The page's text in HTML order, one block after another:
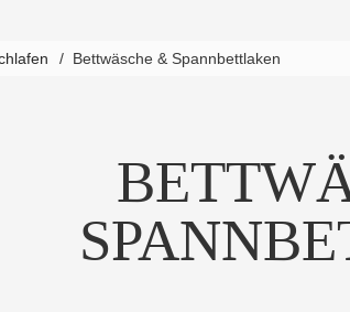
/ Bettwäsche & Spannbettlaken